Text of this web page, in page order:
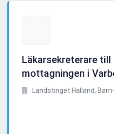
Läkarsekreterare till
mottagningen i
Landstinget Halland,